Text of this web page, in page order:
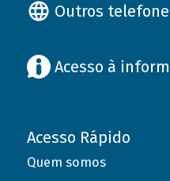
Outros
Acesso à
Acesso Rápido
Quem somos